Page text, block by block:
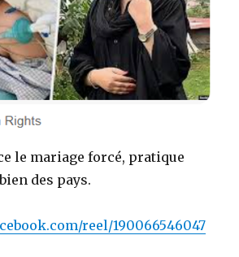
le mariage forcé, pratique
des pays.
reel/190066546047